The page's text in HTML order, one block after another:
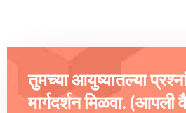
तुमच्या आयुष्यातल्या
मार्गदर्शन मिळवा. (आपली